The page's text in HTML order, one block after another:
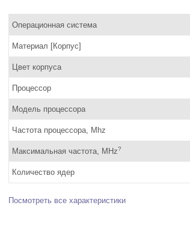
Операционная система
Материал [Корпус]
Цвет корпуса
Процессор
Модель процессора
Частота процессора, Mhz
Максимальная частота, MHz?
Количество ядер
Посмотреть все характеристики